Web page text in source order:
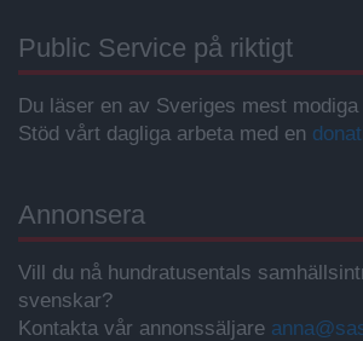
Public Service på riktigt
Du läser en av Sveriges mest modiga
Stöd vårt dagliga arbeta med en
Annonsera
Vill du nå hundratusentals
svenskar?
Kontakta vår annonssäljare